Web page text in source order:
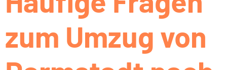
zum Umzug von